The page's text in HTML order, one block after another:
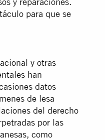
para que se
y otras
han
datos
de lesa
del derecho
por las
como